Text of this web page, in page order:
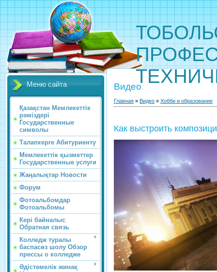
Меню сайта
Қазақстан Мемлекеттік
рәміздері
Государственные
символы
Талапкерге Абитуриенту
Мемлекеттік қызметтер
Государственные услуги
Жаңалықтар Новости
Форум
Фотоальбомдар
Фотоальбомы
Кері байналыс
Обратная связь
Колледж туралы
баспасөз шолу Обзор
прессы о колледже
Әдістемелік жинақ
Видео
Главная » Видео » Хобби и образование
Как выстроить